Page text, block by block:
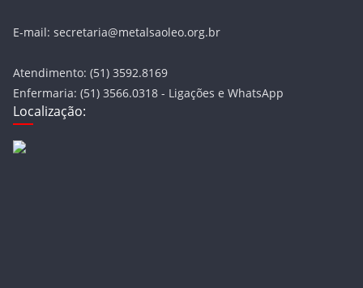
E-mail: secretaria@metalsaoleo.org.br
Atendimento: (51) 3592.8169
Enfermaria: (51) 3566.0318 - Ligações e WhatsApp
Localização: